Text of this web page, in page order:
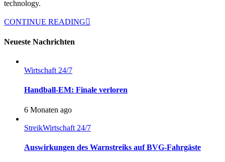
technology.
CONTINUE READING
Neueste Nachrichten
Wirtschaft 24/7
Handball-EM: Finale verloren
6 Monaten ago
StreikWirtschaft 24/7
Auswirkungen des Warnstreiks auf BVG-Fahrgäste